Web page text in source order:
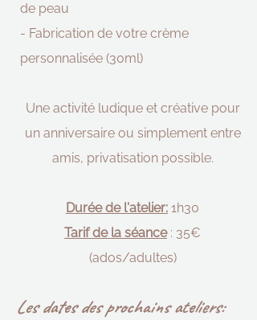
Les dates des prochains ateliers:
de peau
- Fabrication de votre crème
personnalisée (30ml)
Une activité ludique et créative pour
un anniversaire ou simplement entre
amis, privatisation possible.
Durée de l'atelier: 1h30
Tarif de la séance: 35€
(ados/adultes)